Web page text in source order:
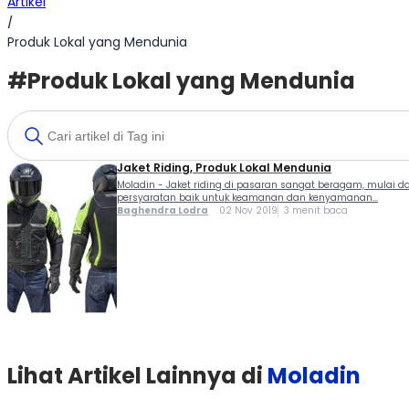
/
Produk Lokal yang Mendunia
#Produk Lokal yang Mendunia
Jaket Riding, Produk Lokal Mendunia
Moladin - Jaket riding di pasaran sangat beragam, mulai
persyaratan baik untuk keamanan dan kenyamanan...
Baghendra Lodra 02 Nov 2019 3 menit baca
Lihat Artikel Lainnya di Moladin